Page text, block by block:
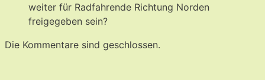
weiter für Radfahrende Richtung Norden
freigegeben sein?
Die Kommentare sind geschlossen.